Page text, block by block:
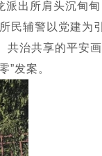
派出所肩头沉甸甸
民辅警以党建为引
共治共享的平安画
”发案。